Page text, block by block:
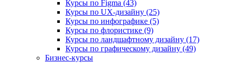
Курсы по Figma (43)
Курсы по UX‑дизайну (25)
Курсы по инфографике (5)
Курсы по флористике (9)
Курсы по ландшафтному дизайну (17)
Курсы по графическому дизайну (49)
Бизнес-курсы